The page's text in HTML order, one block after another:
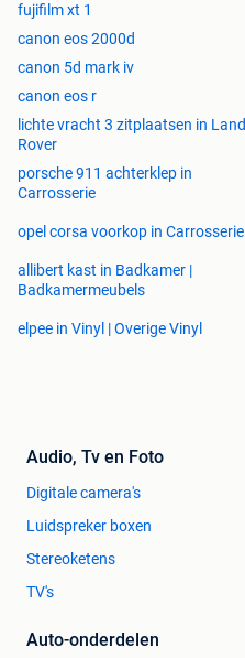
fujifilm xt 1
canon eos 2000d
canon 5d mark iv
canon eos r
lichte vracht 3 zitplaatsen in Land
Rover
porsche 911 achterklep in
Carrosserie
opel corsa voorkop in Carrosserie
allibert kast in Badkamer |
Badkamermeubels
elpee in Vinyl | Overige Vinyl
Audio, Tv en Foto
Digitale camera's
Luidspreker boxen
Stereoketens
TV's
Auto-onderdelen